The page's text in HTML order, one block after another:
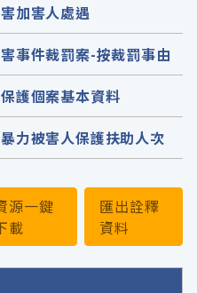
源一鍵
載
匯出詮釋
資料
加害人處遇
事件裁罰案-按裁罰事由
護個案基本資料
力被害人保護扶助人次